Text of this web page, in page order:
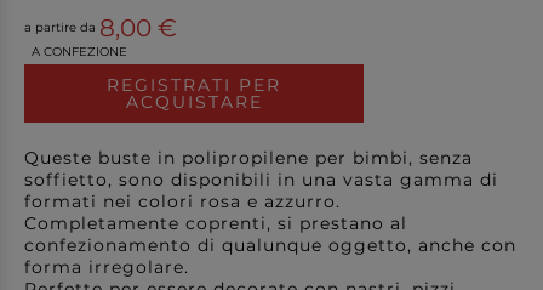
a partire da 8,00 €
A CONFEZIONE
REGISTRATI PER
ACQUISTARE
Queste buste in polipropilene per bimbi, senza
soffietto, sono disponibili in una vasta gamma di
formati nei colori rosa e azzurro.
Completamente coprenti, si prestano al
confezionamento di qualunque oggetto, anche con
forma irregolare.